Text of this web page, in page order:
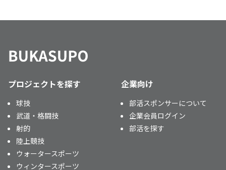
プロジェクトを探す
球技
武道・格闘技
射的
陸上競技
ウォータースポーツ
ウィンタースポーツ
企業向け
部活スポンサーについて
企業会員ログイン
部活を探す